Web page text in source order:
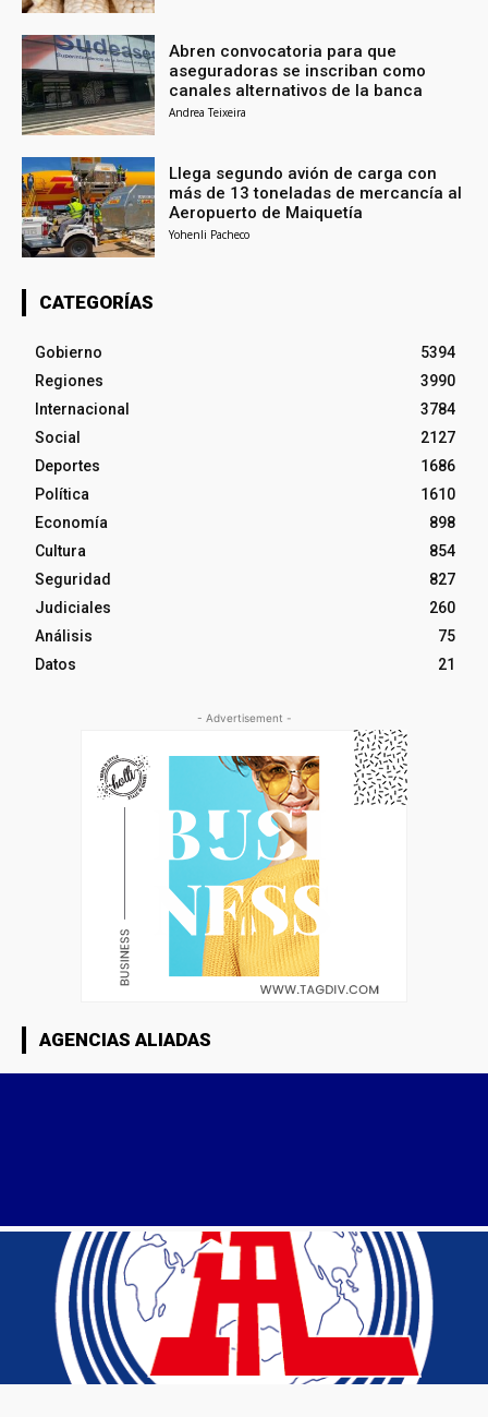
Abren convocatoria para que
aseguradoras se inscriban como
canales alternativos de la banca
Andrea Teixeira
Llega segundo avión de carga con
más de 13 toneladas de mercancía al
Aeropuerto de Maiquetía
Yohenli Pacheco
CATEGORÍAS
Gobierno
5394
Regiones
3990
Internacional
3784
Social
2127
Deportes
1686
Política
1610
Economía
898
Cultura
854
Seguridad
827
Judiciales
260
Análisis
75
Datos
21
- Advertisement -
AGENCIAS ALIADAS